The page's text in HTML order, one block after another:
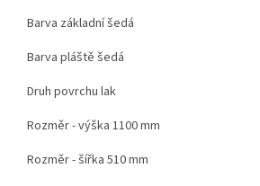
Barva základní šedá
Barva pláště šedá
Druh povrchu lak
Rozměr - výška 1100 mm
Rozměr - šířka 510 mm